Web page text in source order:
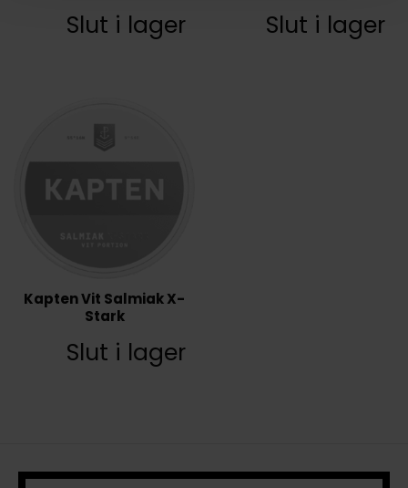
Slut i lager Slut i lager
Kapten Vit Salmiak X-
Stark
Slut i lager